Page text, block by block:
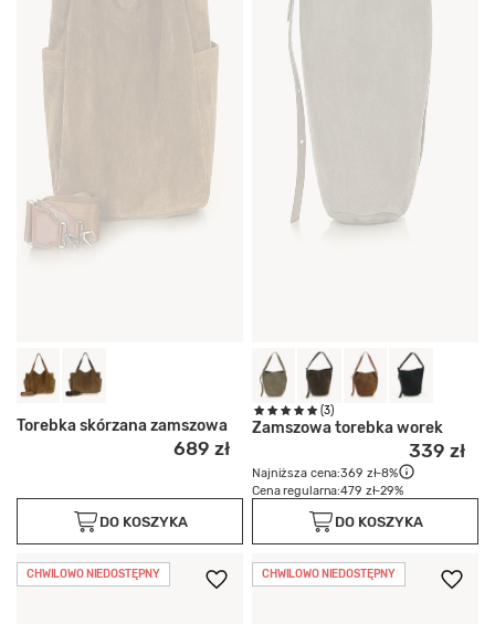
Torebka skórzana zamszowa
689 zł
DO KOSZYKA
(3)
Zamszowa torebka worek
339 zł
Najniższa cena:369 zł-8%
Cena regularna:479 zł-29%
DO KOSZYKA
CHWILOWO NIEDOSTĘPNY CHWILOWO NIEDOSTĘPNY